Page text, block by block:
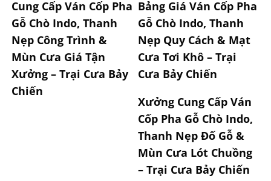
Cung Cấp Ván Cốp Pha
Gỗ Chò Indo, Thanh
Nẹp Công Trình &
Mùn Cưa Giá Tận
Xưởng – Trại Cưa Bảy
Chiến
Bảng Giá Ván Cốp Pha
Gỗ Chò Indo, Thanh
Nẹp Quy Cách & Mạt
Cưa Tơi Khô – Trại
Cưa Bảy Chiến
Xưởng Cung Cấp Ván
Cốp Pha Gỗ Chò Indo,
Thanh Nẹp Đố Gỗ &
Mùn Cưa Lót Chuồng
– Trại Cưa Bảy Chiến